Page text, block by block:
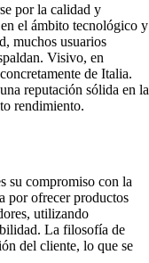
por la calidad y
el ámbito tecnológico y
muchos usuarios
Visivo, en
de Italia.
reputación sólida en la
rendimiento.
su compromiso con la
por ofrecer productos
utilizando
La filosofía de
del cliente, lo que se